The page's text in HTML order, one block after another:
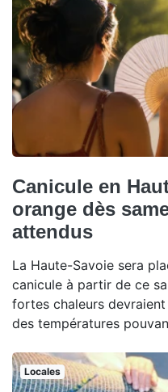
Canicule en
orange dès
attendus
La Haute-Savoie sera
canicule à partir de ce
fortes chaleurs
des températures
Locales